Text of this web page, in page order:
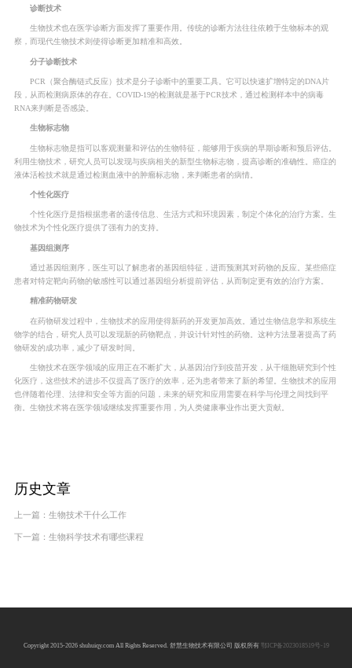
诊断技术
生物技术也在医学诊断方面发挥了重要作用。传统的诊断方法往往依赖于生物标本的观
察，而现代生物技术则使得诊断更加精准和高效。
分子诊断技术
PCR（聚合酶链式反应）技术是分子诊断中的重要工具。它可以快速扩增特定的DNA片
段，从而检测病原体的存在。COVID-19的检测就是基于PCR技术，通过检测样本中的病毒
RNA来判断是否感染。
生物标志物
生物标志物是指可以客观测量和评估的生物特征，能够用于疾病的早期诊断和预后评估。
利用生物技术，研究人员可以发现与疾病相关的新型生物标志物，提高诊断的准确性。癌症的
液体活检技术就是通过检测血液中的肿瘤标志物，来判断患者的病情。
个性化医疗
个性化医疗是指根据患者的遗传信息、生活方式和环境因素，制定个体化的治疗方案。生
物技术为个性化医疗提供了强有力的支持。
基因组测序
通过基因组测序，医生可以了解患者的基因组特征，进而预测其对药物的反应。某些癌症
患者对特定靶向药物的敏感性可以通过基因组分析提前评估，从而制定更有效的治疗方案。
精准药物研发
在药物研发过程中，生物技术的应用使得新药的开发更加高效。通过生物信息学和系统生
物学的结合，研究人员可以发现新的药物靶点，并设计针对性的药物。这种方法显著提高了药
物研发的成功率，减少了研发时间。
生物技术在医学领域的应用正在不断扩大，从基因治疗到疫苗开发，从干细胞研究到个性
化医疗，这些技术的进步不仅提高了医疗的效率，还为患者带来了新的希望。生物技术的应用
也伴随着伦理、法律和安全等方面的问题，未来的研究和应用需要在科学与伦理之间找到平
衡。生物技术将在医学领域继续发挥重要作用，为人类健康事业作出更大贡献。
历史文章
上一篇： 生物技术干什么工作
下一篇： 生物科学技术有哪些课程
Copyright 2015-2026 shuhuiqy.com All Rights Reserved. 舒慧生物技术有限公司 版权所有 鄂ICP备2023018519号-19